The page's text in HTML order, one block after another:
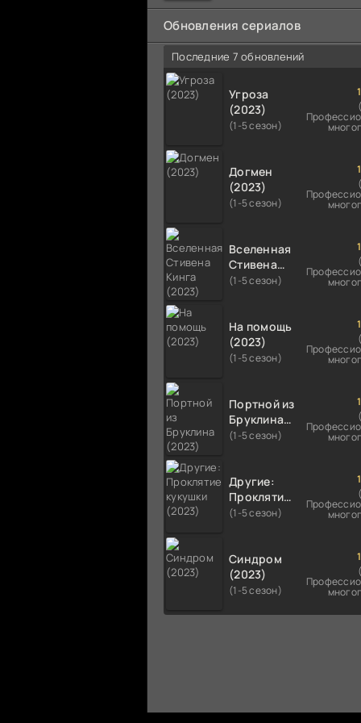
намного
Обновления сериалов
Последние 7 обновлений
Угроза
(2023)
(1-5 сезон)
Догмен
(2023)
(1-5 сезон)
Вселенная
Стивена
Кинга
(1-5 сезон)
На помощь
(2023)
(1-5 сезон)
Портной из
Бруклина
(2023)
(1-5 сезон)
Другие:
Проклятие
кукушки
(1-5 сезон)
Синдром
(2023)
(1-5 сезон)